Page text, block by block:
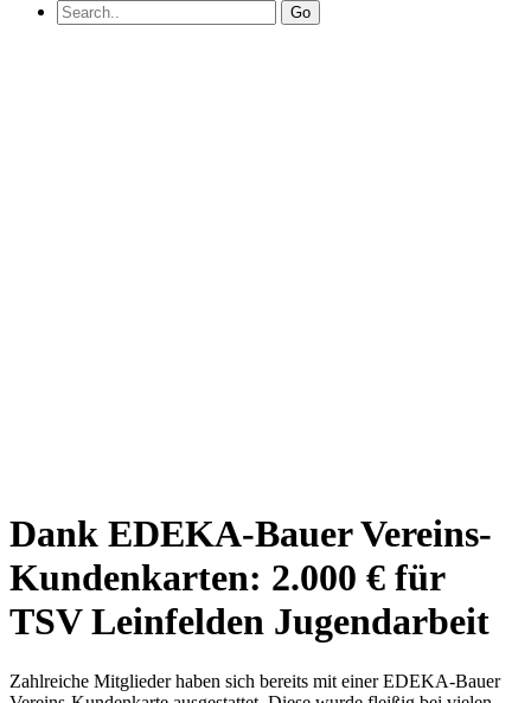
Go
Dank EDEKA-Bauer Vereins-
Kundenkarten: 2.000 € für
TSV Leinfelden Jugendarbeit
Zahlreiche Mitglieder haben sich bereits mit einer EDEKA-Bauer